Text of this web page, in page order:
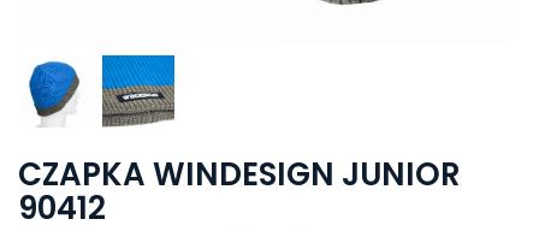
CZAPKA WINDESIGN JUNIOR
90412